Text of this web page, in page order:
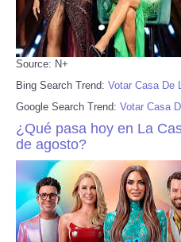
Source: N+
Bing Search Trend: Votar Casa De
Google Search Trend: Votar Casa
¿Qué pasa hoy en La
de agosto?